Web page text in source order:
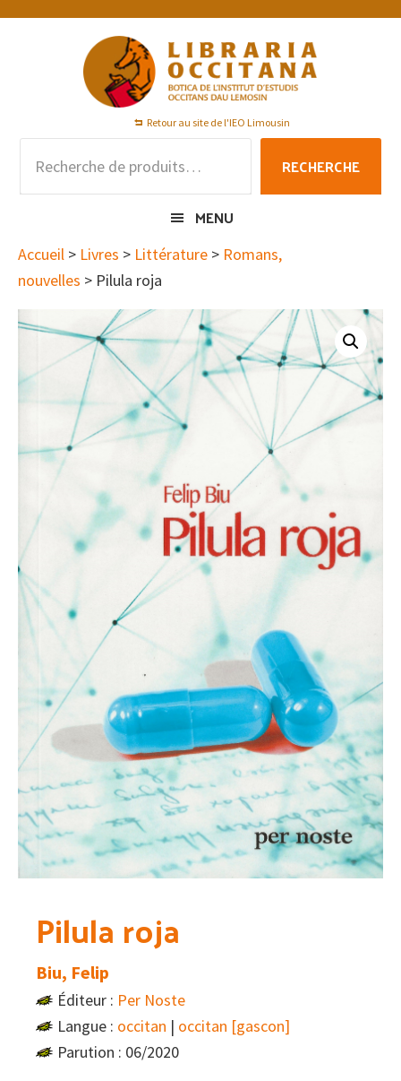
Passer
Passer
Passer
Retour au site de l'IEO Limousin
pour :
RECHERCHE
MENU
Accueil > Livres > Littérature > Romans,
nouvelles > Pilula roja
Pilula roja
Biu, Felip
Éditeur : Per Noste
Langue : occitan | occitan [gascon]
Parution : 06/2020